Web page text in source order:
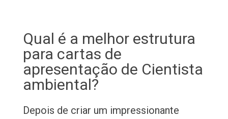
Qual é a melhor estrutura
para cartas de
apresentação de Cientista
ambiental?
Depois de criar um impressionante